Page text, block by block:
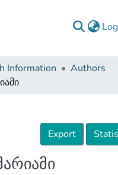
Information
Authors
Export